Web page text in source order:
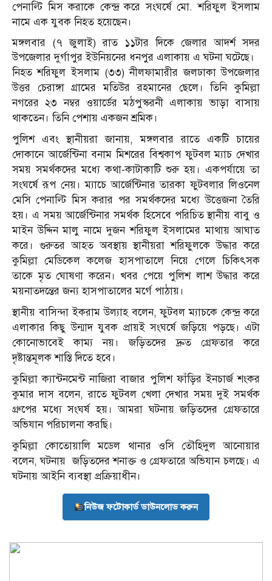
পেনাল্টি মিস করাকে কেন্দ্র করে সংঘর্ষে মো. শরিফুল ইসলাম
নামে এক যুবক নিহত হয়েছেন।
মঙ্গলবার (৭ জুলাই) রাত ১১টার দিকে জেলার আদর্শ সদর
উপজেলার দুর্গাপুর ইউনিয়নের ধনপুর এলাকায় এ ঘটনা ঘটেছে।
নিহত শরিফুল ইসলাম (৩৩) নীলফামারীর জলঢাকা উপজেলার
উত্তর চেরাঙ্গা গ্রামের মতিউর রহমানের ছেলে। তিনি কুমিল্লা
নগরের ২৩ নম্বর ওয়ার্ডের মঠপুস্করনী এলাকায় ভাড়া বাসায়
থাকতেন। তিনি পেশায় একজন শ্রমিক।
পুলিশ এবং স্থানীয়রা জানায়, মঙ্গলবার রাতে একটি চায়ের
দোকানে আর্জেন্টিনা বনাম মিশরের বিশ্বকাপ ফুটবল ম্যাচ দেখার
সময় সমর্থকদের মধ্যে কথা-কাটাকাটি শুরু হয়। একপর্যায়ে তা
সংঘর্ষে রূপ নেয়। ম্যাচে আর্জেন্টিনার তারকা ফুটবলার লিওনেল
মেসি পেনাল্টি মিস করার পর সমর্থকদের মধ্যে উত্তেজনা তৈরি
হয়। এ সময় আর্জেন্টিনার সমর্থক হিসেবে পরিচিত স্থানীয় বাবু ও
মাইন উদ্দিন মালু নামে দুজন শরিফুল ইসলামের মাথায় আঘাত
করে। গুরুতর আহত অবস্থায় স্থানীয়রা শরিফুলকে উদ্ধার করে
কুমিল্লা মেডিকেল কলেজ হাসপাতালে নিয়ে গেলে চিকিৎসক
তাকে মৃত ঘোষণা করেন। খবর পেয়ে পুলিশ লাশ উদ্ধার করে
ময়নাতদন্তের জন্য হাসপাতালের মর্গে পাঠায়।
স্থানীয় বাসিন্দা ইকরাম উল্যাহ বলেন, ফুটবল ম্যাচকে কেন্দ্র করে
এলাকার কিছু উন্মাদ যুবক প্রায়ই সংঘর্ষে জড়িয়ে পড়ছে। এটা
কোনোভাবেই কাম্য নয়। জড়িতদের দ্রুত গ্রেফতার করে
দৃষ্টান্তমূলক শাস্তি দিতে হবে।
কুমিল্লা ক্যান্টনমেন্ট নাজিরা বাজার পুলিশ ফাঁড়ির ইনচার্জ শংকর
কুমার দাস বলেন, রাতে ফুটবল খেলা দেখার সময় দুই সমর্থক
গ্রুপের মধ্যে সংঘর্ষ হয়। আমরা ঘটনায় জড়িতদের গ্রেফতারে
অভিযান পরিচালনা করছি।
কুমিল্লা কোতোয়ালি মডেল থানার ওসি তৌহিদুল আনোয়ার
বলেন, ঘটনায় জড়িতদের শনাক্ত ও গ্রেফতারে অভিযান চলছে। এ
ঘটনায় আইনি ব্যবস্থা প্রক্রিয়াধীন।
নিউজ ফটোকার্ড ডাউনলোড করুন